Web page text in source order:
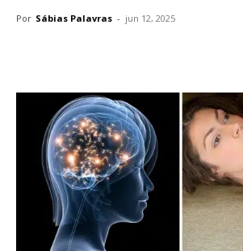
Por Sábias Palavras - jun 12, 2025